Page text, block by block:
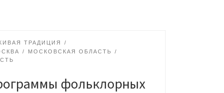
ТРАДИЦИЯ
МОСКОВСКАЯ ОБЛАСТЬ
фольклорных